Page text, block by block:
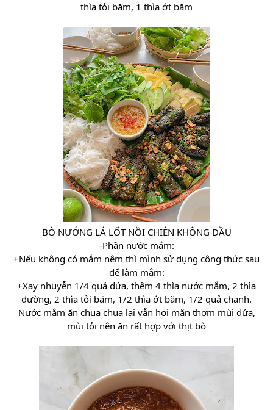
thìa tỏi băm, 1 thìa ớt băm
BÒ NƯỚNG LÁ LỐT NỒI CHIÊN KHÔNG DẦU
-Phần nước mắm:
+Nếu không có mắm nêm thì mình sử dụng công thức sau
để làm mắm:
+Xay nhuyễn 1/4 quả dứa, thêm 4 thìa nước mắm, 2 thìa
đường, 2 thìa tỏi băm, 1/2 thìa ớt băm, 1/2 quả chanh.
Nước mắm ăn chua chua lại vẫn hơi mặn thơm mùi dứa,
mùi tỏi nên ăn rất hợp với thịt bò